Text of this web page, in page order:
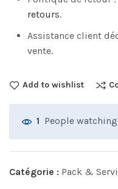
retours.
Assistance client
vente.
Add to wishlist
1 People
Catégorie : Pack &